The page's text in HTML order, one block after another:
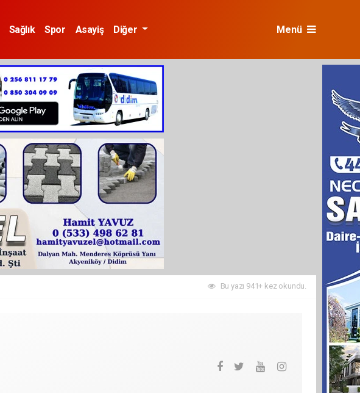
Sağlık Spor Asayiş Diğer Menü
Bu yazı 941+ kez okundu.